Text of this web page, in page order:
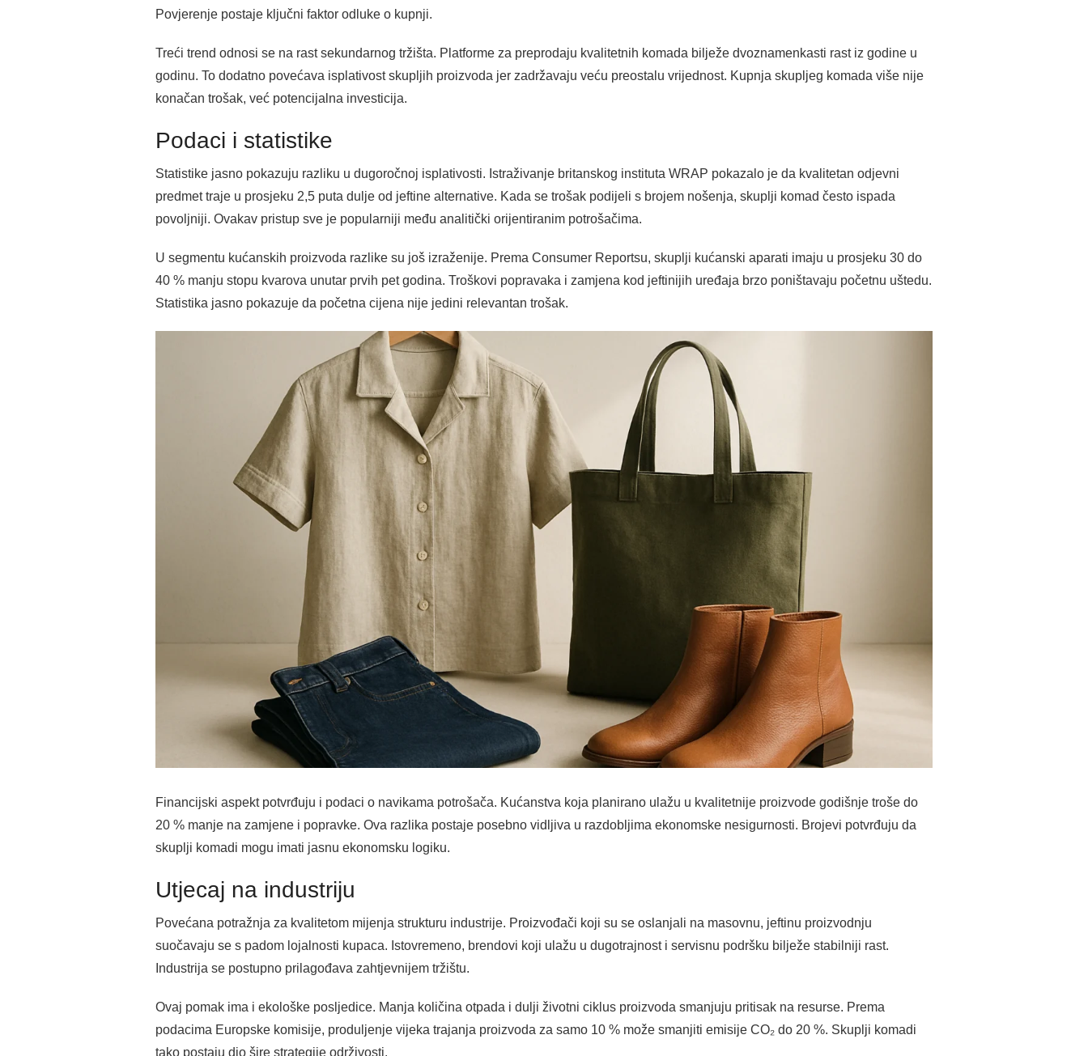
Povjerenje postaje ključni faktor odluke o kupnji.
Treći trend odnosi se na rast sekundarnog tržišta. Platforme za preprodaju kvalitetnih komada bilježe dvoznamenkasti rast iz godine u
godinu. To dodatno povećava isplativost skupljih proizvoda jer zadržavaju veću preostalu vrijednost. Kupnja skupljeg komada više nije
konačan trošak, već potencijalna investicija.
Podaci i statistike
Statistike jasno pokazuju razliku u dugoročnoj isplativosti. Istraživanje britanskog instituta WRAP pokazalo je da kvalitetan odjevni
predmet traje u prosjeku 2,5 puta dulje od jeftine alternative. Kada se trošak podijeli s brojem nošenja, skuplji komad često ispada
povoljniji. Ovakav pristup sve je popularniji među analitički orijentiranim potrošačima.
U segmentu kućanskih proizvoda razlike su još izraženije. Prema Consumer Reportsu, skuplji kućanski aparati imaju u prosjeku 30 do
40 % manju stopu kvarova unutar prvih pet godina. Troškovi popravaka i zamjena kod jeftinijih uređaja brzo poništavaju početnu uštedu.
Statistika jasno pokazuje da početna cijena nije jedini relevantan trošak.
Financijski aspekt potvrđuju i podaci o navikama potrošača. Kućanstva koja planirano ulažu u kvalitetnije proizvode godišnje troše do
20 % manje na zamjene i popravke. Ova razlika postaje posebno vidljiva u razdobljima ekonomske nesigurnosti. Brojevi potvrđuju da
skuplji komadi mogu imati jasnu ekonomsku logiku.
Utjecaj na industriju
Povećana potražnja za kvalitetom mijenja strukturu industrije. Proizvođači koji su se oslanjali na masovnu, jeftinu proizvodnju
suočavaju se s padom lojalnosti kupaca. Istovremeno, brendovi koji ulažu u dugotrajnost i servisnu podršku bilježe stabilniji rast.
Industrija se postupno prilagođava zahtjevnijem tržištu.
Ovaj pomak ima i ekološke posljedice. Manja količina otpada i dulji životni ciklus proizvoda smanjuju pritisak na resurse. Prema
podacima Europske komisije, produljenje vijeka trajanja proizvoda za samo 10 % može smanjiti emisije CO₂ do 20 %. Skuplji komadi
tako postaju dio šire strategije održivosti.